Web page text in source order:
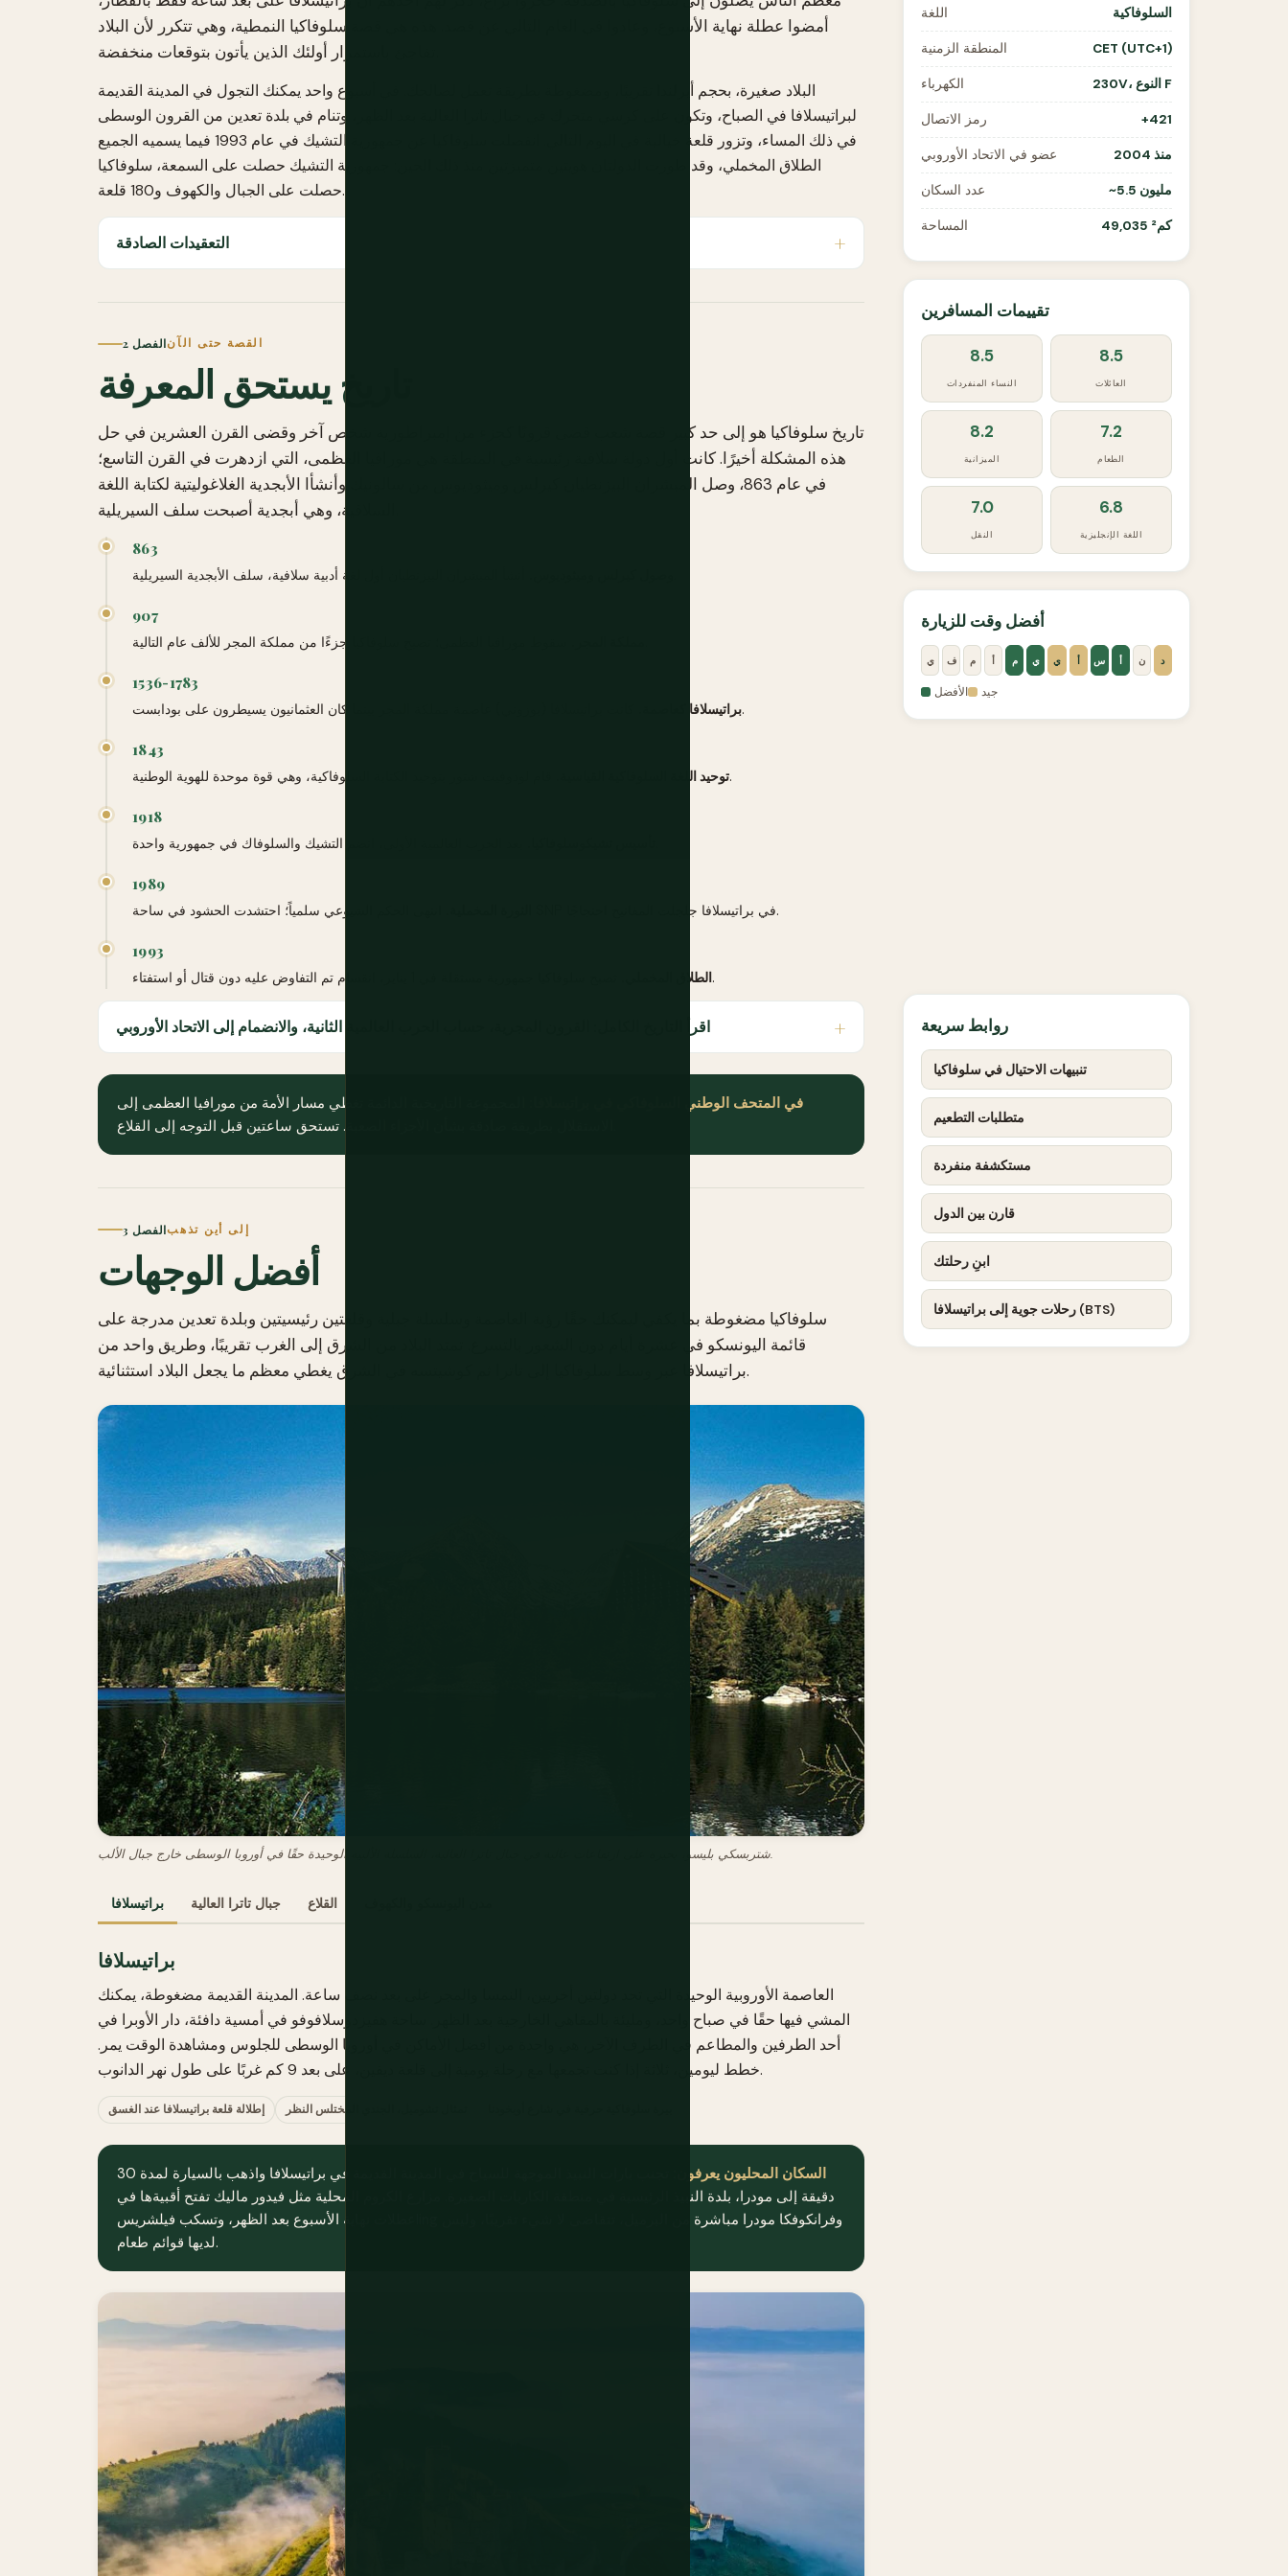
أمضوا عطلة نهاية الأسبوع، وعادوا في العام التالي عن قصد. هذه هي قصة سلوفاكيا النمطية، وهي تتكرر لأن البلاد
البلاد صغيرة، بحجم أيرلندا تقريبًا، ومضغوطة بطريقة تعمل لصالحك. في أسبوع واحد يمكنك التجول في المدينة القديمة
لبراتيسلافا في الصباح، وتكون على كرسي متحرك في جبال تاترا العالية بعد الظهر، وتنام في بلدة تعدين من القرون الوسطى
في ذلك المساء، وتزور قلعة خيالية في اليوم التالي. انفصلت سلوفاكيا عن جمهورية التشيك في عام 1993 فيما يسميه الجميع
الطلاق المخملي، وقد طورت الدولتان هويتين متميزتين منذ ذلك الحين: جمهورية التشيك حصلت على السمعة، سلوفاكيا
حصلت على الجبال والكهوف و180 قلعة.
التعقيدات الصادقة
الفصل 2القصة حتى الآن
تاريخ يستحق المعرفة
تاريخ سلوفاكيا هو إلى حد كبير قصة شعب قضى قرونًا كجزء من إمبراطورية شخص آخر وقضى القرن العشرين في حل
هذه المشكلة أخيرًا. كانت أول دولة سلافية رئيسية في المنطقة هي مورافيا العظمى، التي ازدهرت في القرن التاسع؛
في عام 863، وصل المبشران البيزنطيان كيرلس وميثوديوس من سالونيك وأنشأا الأبجدية الغلاغوليتية لكتابة اللغة
863
907
1536-1783
براتيسلافا كعاصمة.كانت براتيسلافا (بوزوني) عاصمة مملكة المجر بينما كان العثمانيون يسيطرون على بودابست.
1843
توحيد اللغة السلوفاكية القياسية.قام لودوفيت شتور بتوحيد الكتابة السلوفاكية، وهي قوة موحدة للهوية الوطنية.
1918
1989
انتهى الحكم الشيوعي سلمياً؛ احتشدت الحشود في ساحة SNP في براتيسلافا جلجلت المفاتيح احتجاجًا.
1993
الطلاق المخملي.تصبح سلوفاكيا جمهورية مستقلة في 1 يناير، انقسام تم التفاوض عليه دون قتال أو استفتاء.
اقرأ التاريخ الكامل: القرون المجرية، حساب الحرب العالمية الثانية، والانضمام إلى الاتحاد الأوروبي
في المتحف الوطني السلوفاكي في براتيسلافا:
المجموعة التاريخية الدائمة تغطي مسار الأمة من مورافيا العظمى إلى
الفصل 3إلى أين تذهب
أفضل الوجهات
سلوفاكيا مضغوطة بما يكفي ليمكنك حقًا رؤية العاصمة وسلسلة جبلية وقلعتين رئيسيتين وبلدة تعدين مدرجة على
قائمة اليونسكو في عشرة أيام دون الشعور بالتسرع. تمتد البلاد من الشرق إلى الغرب تقريبًا، وطريق واحد من
براتيسلافا عبر وسط سلوفاكيا إلى تاترا ثم كوشيتسه في الشرق يغطي معظم ما يجعل البلاد استثنائية.
شتربسكي بليسو، بحيرة على ارتفاعات عالية في جبال تاترا العالية، السلسلة الألبية الوحيدة حقًا في أوروبا الوسطى خارج جبال الألب.
براتيسلافا جبال تاترا العالية القلاع
براتيسلافا
العاصمة الأوروبية الوحيدة التي تحد دولتين أخريين، النمسا والمجر على بعد نصف ساعة. المدينة القديمة مضغوطة، يمكنك
المشي فيها حقًا في صباح واحد، ومليئة بالمقاهي الخارجية بعد الظهر. ساحة هفيزدوسلافوفو في أمسية دافئة، دار الأوبرا في
أحد الطرفين والمطاعم في الطرف الآخر، هي واحدة من أفضل الأماكن في أوروبا الوسطى للجلوس ومشاهدة الوقت يمر.
خطط ليومين، ثلاثة إذا كنت تجمعها مع رحلة يومية إلى قلعة ديفين، على بعد 9 كم غربًا على طول نهر الدانوب.
إطلالة قلعة براتيسلافا عند الغسق تمثال تشوميل، الجندي المختلس النظر
السكان المحليون يعرفون:
تجنب بارات النبيذ الموجهة للسياح في المدينة القديمة في براتيسلافا واذهب بالسيارة لمدة 30
دقيقة إلى مودرا، بلدة النبيذ الرئيسية في منطقة الكاربات الصغيرة. مزارع الكروم المحلية مثل فيدور ماليك تفتح أقبيةها في
عطلات نهاية الأسبوع بعد الظهر، وتسكب فيلشريسling وفرانكوفكا مودرا مباشرة من البرميل، تتقاضى لا شيء تقريبًا، وليس
لديها قوائم طعام.
اللغة السلوفاكية
المنطقة الزمنية CET (UTC+1)
الكهرباء 230V، النوع F
رمز الاتصال +421
عضو في الاتحاد الأوروبي منذ 2004
عدد السكان ~5.5 مليون
المساحة 49,035 كم²
تقييمات المسافرين
8.5
النساء المنفردات
8.5
العائلات
8.2
الميزانية
7.2
الطعام
7.0
النقل
6.8
اللغة الإنجليزية
أفضل وقت للزيارة
ي ف م أ م ي ي أ س أ ن د
الأفضل جيد
روابط سريعة
تنبيهات الاحتيال في سلوفاكيا
متطلبات التطعيم
مستكشفة منفردة
قارن بين الدول
ابنِ رحلتك
رحلات جوية إلى براتيسلافا (BTS)